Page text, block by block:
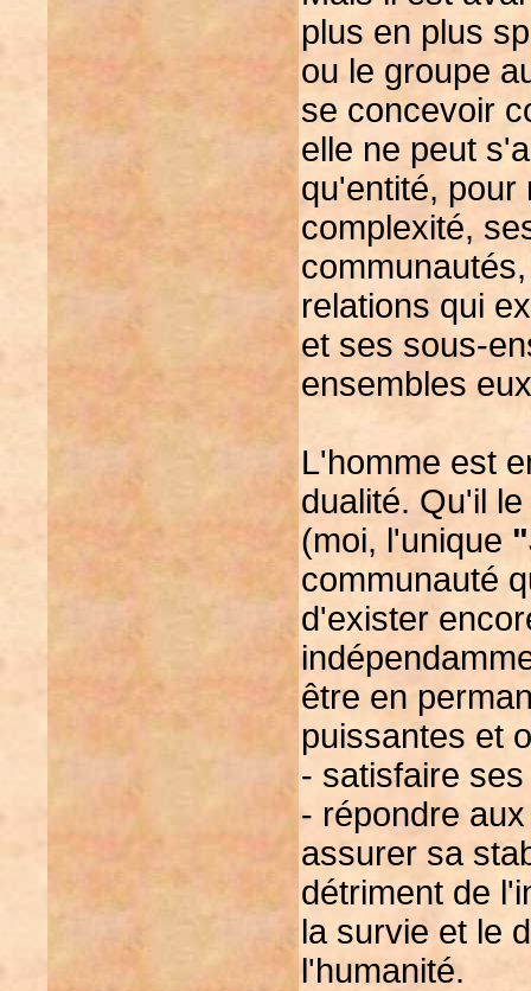
plus en plus
ou le groupe
se concevoir
elle ne peut
qu'entité, pour
complexité,
relations qui
et ses sous-
ensembles
L'homme est
dualité. Qu'il
(moi, l'unique
communauté
d'exister
être en
puissantes et
- satisfaire
- répondre
assurer sa
détriment de
la survie et le
l'humanité.